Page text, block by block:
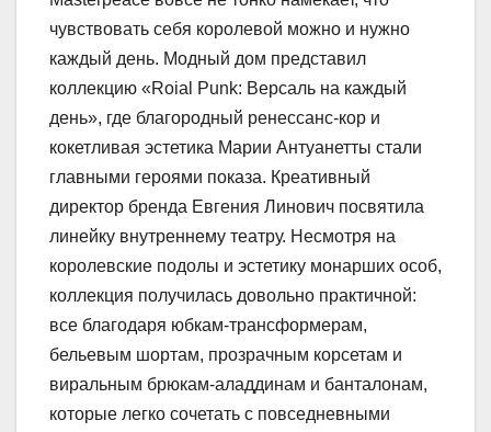
чувствовать себя королевой можно и нужно
каждый день. Модный дом представил
коллекцию «Roial Punk: Версаль на каждый
день», где благородный ренессанс-кор и
кокетливая эстетика Марии Антуанетты стали
главными героями показа. Креативный
директор бренда Евгения Линович посвятила
линейку внутреннему театру. Несмотря на
королевские подолы и эстетику монарших особ,
коллекция получилась довольно практичной:
все благодаря юбкам-трансформерам,
бельевым шортам, прозрачным корсетам и
виральным брюкам-аладдинам и банталонам,
которые легко сочетать с повседневными